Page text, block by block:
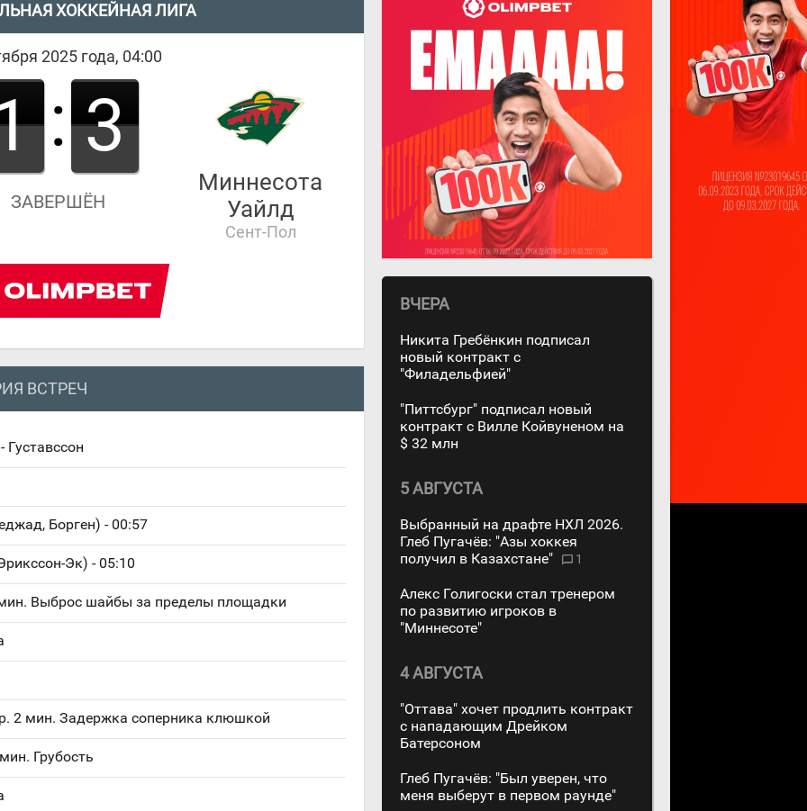
ХОККЕЙНАЯ ЛИГА
2025 года, 04:00
: 3
ЗАВЕРШЁН
Миннесота
Уайлд
Сент-Пол
ВСТРЕЧ
Густавссон
Борген) - 00:57
Эк) - 05:10
Выброс шайбы за пределы площадки
2 мин. Задержка соперника клюшкой
Грубость
ВЧЕРА
Никита Гребёнкин подписал
новый контракт с
"Филадельфией"
"Питтсбург" подписал новый
контракт с Вилле Койвуненом на
$ 32 млн
5 АВГУСТА
Выбранный на драфте НХЛ 2026.
Глеб Пугачёв: "Азы хоккея
получил в Казахстане"
1
Алекс Голигоски стал тренером
по развитию игроков в
"Миннесоте"
4 АВГУСТА
"Оттава" хочет продлить контракт
с нападающим Дрейком
Батерсоном
Глеб Пугачёв: "Был уверен, что
меня выберут в первом раунде"